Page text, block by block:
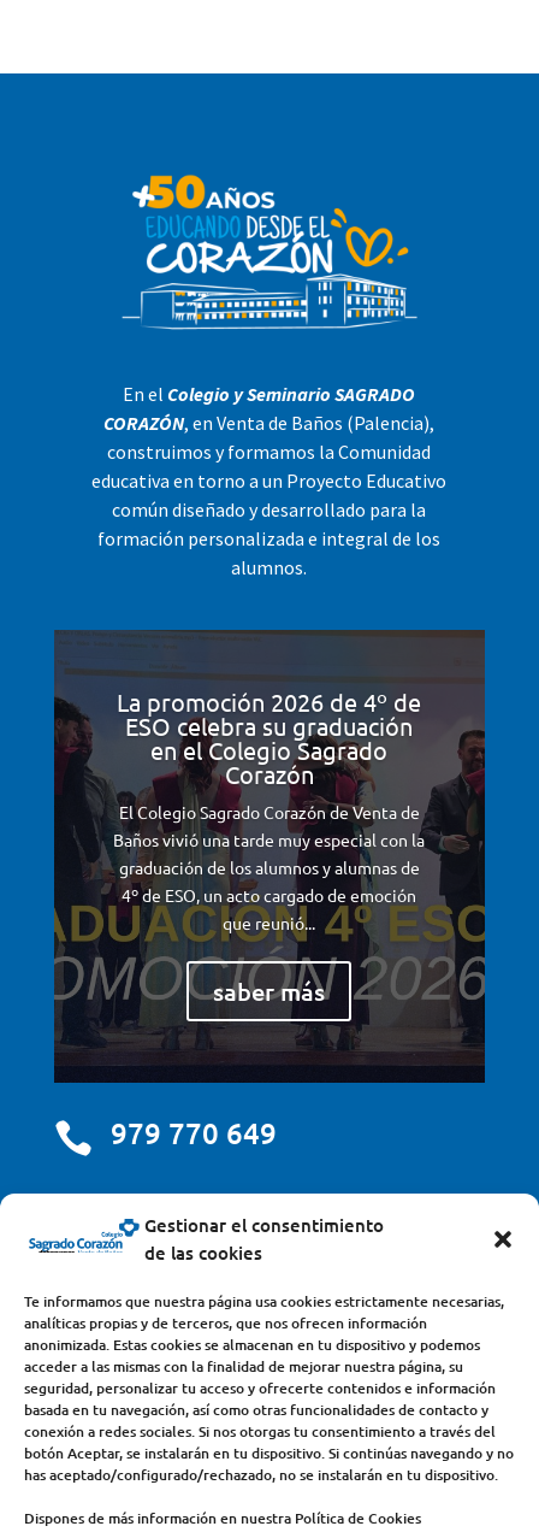
Gestionar el consentimiento
de las cookies
Te informamos que nuestra página usa cookies estrictamente necesarias,
analíticas propias y de terceros, que nos ofrecen información
anonimizada. Estas cookies se almacenan en tu dispositivo y podemos
acceder a las mismas con la finalidad de mejorar nuestra página, su
seguridad, personalizar tu acceso y ofrecerte contenidos e información
basada en tu navegación, así como otras funcionalidades de contacto y
conexión a redes sociales. Si nos otorgas tu consentimiento a través del
botón Aceptar, se instalarán en tu dispositivo. Si continúas navegando y no
has aceptado/configurado/rechazado, no se instalarán en tu dispositivo.
Dispones de más información en nuestra Política de Cookies
En el Colegio y Seminario SAGRADO
CORAZÓN, en Venta de Baños (Palencia),
construimos y formamos la Comunidad
educativa en torno a un Proyecto Educativo
común diseñado y desarrollado para la
formación personalizada e integral de los
alumnos.
La promoción 2026 de 4º de
ESO celebra su graduación
en el Colegio Sagrado
Corazón
El Colegio Sagrado Corazón de Venta de
Baños vivió una tarde muy especial con la
graduación de los alumnos y alumnas de
4º de ESO, un acto cargado de emoción
que reunió...
saber más
 979 770 649
centro@scjdehon.com
Colegio y Seminario Sagrado Corazón
Avda. Castilla y León, s/n – 34200 – Venta de Baños
(Palencia) – Teléfono 979770649